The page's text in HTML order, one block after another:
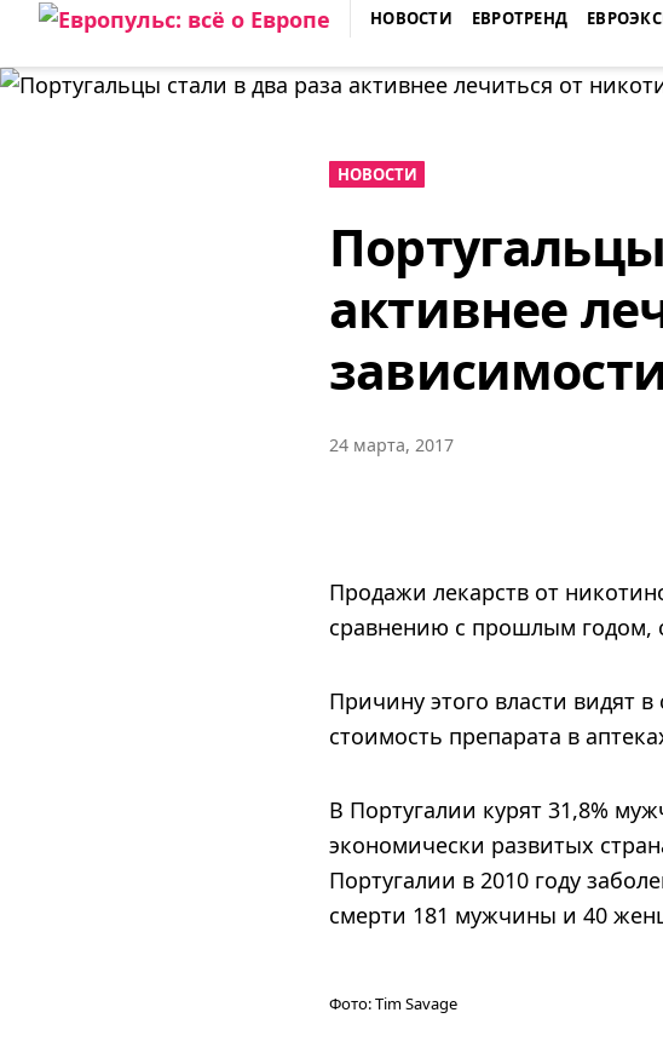
Skip
contentЕВРОПУЛЬС: ВСЁ О ЕВРОПЕ
НОВОСТИ ЕВРОТРЕНД
НОВОСТИ
активнее
24 марта, 2017
Продажи лекарств от
сравнению с прошлым годом,
Причину этого власти видят
стоимость препарата в
В Португалии курят 31,8%
экономически развитых
Португалии в 2010 году
смерти 181 мужчины и 40
Фото:Tim Savage